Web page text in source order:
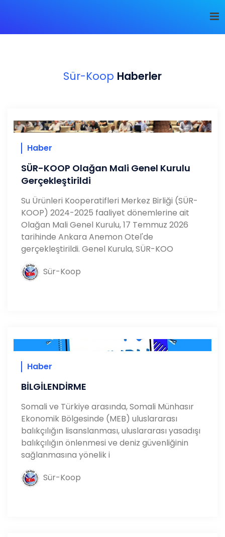
Sür-Koop Haberler
Haber
SÜR-KOOP Olağan Mali Genel Kurulu
Gerçekleştirildi
Su Ürünleri Kooperatifleri Merkez Birliği (SÜR-
KOOP) 2024-2025 faaliyet dönemlerine ait
Olağan Mali Genel Kurulu, 17 Temmuz 2026
tarihinde Ankara Anemon Otel'de
gerçekleştirildi. Genel Kurula, SÜR-KOO
Sür-Koop
Haber
BİLGİLENDİRME
Somali ve Türkiye arasında, Somali Münhasır
Ekonomik Bölgesinde (MEB) uluslararası
balıkçılığın lisanslanması, uluslararası yasadışı
balıkçılığın önlenmesi ve deniz güvenliğinin
sağlanmasına yönelik i
Sür-Koop